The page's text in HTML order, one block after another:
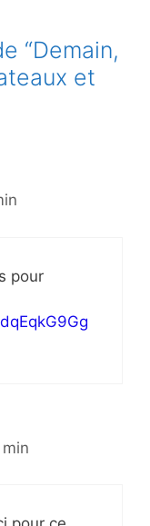
“Demain,
et
pour